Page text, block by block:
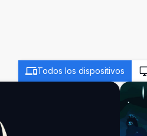
Todos los dispositivos